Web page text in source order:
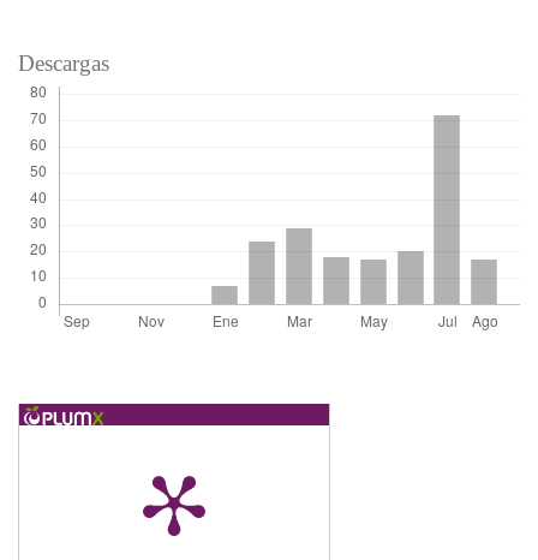
Descargas